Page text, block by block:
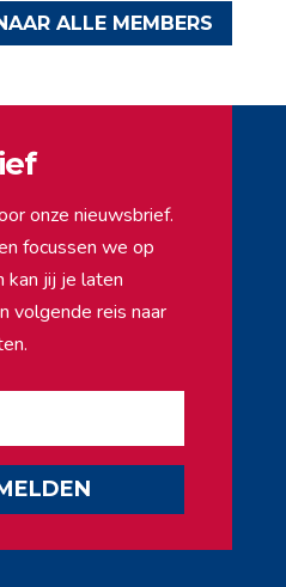
ALLE MEMBERS
onze nieuwsbrief.
focussen we op
kan jij je laten
volgende reis naar